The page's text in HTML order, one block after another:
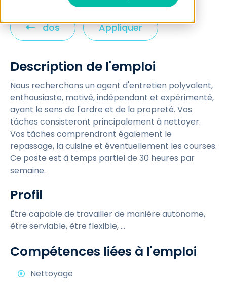
C
l
c
k
t
o
v
i
e
w
dos Appliquer
Description de l'emploi
Nous recherchons un agent d'entretien polyvalent,
enthousiaste, motivé, indépendant et expérimenté,
ayant le sens de l'ordre et de la propreté. Vos
tâches consisteront principalement à nettoyer.
Vos tâches comprendront également le
repassage, la cuisine et éventuellement les courses.
Ce poste est à temps partiel de 30 heures par
semaine.
Profil
Être capable de travailler de manière autonome,
être serviable, être flexible, ...
Compétences liées à l'emploi
Nettoyage